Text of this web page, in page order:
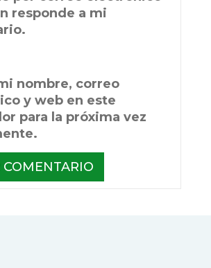
responde a mi
nombre, correo
y web en este
para la próxima vez